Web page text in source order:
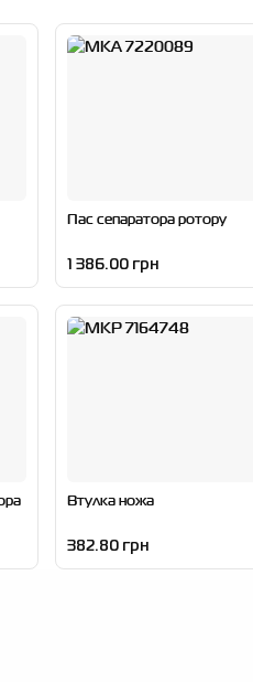
Пас сепаратора ротору
1 386.00 грн
Втулка ножа
382.80 грн